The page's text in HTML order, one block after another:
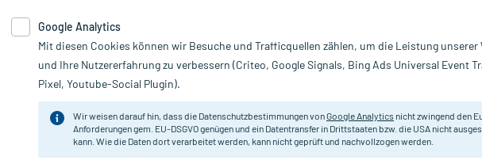
Gesichtspflege
Nur für kurze Zeit:Gratis-Versand* ab 19€ Mindestbestellwert!
Erfahrungen &
Skjur Milder
Google Analytics
Mit diesen Cookies können wir Besuche und Trafficquellen zählen, um die Leistung unserer
und Ihre Nutzererfahrung zu verbessern (Criteo, Google Signals, Bing Ads Universal Event
Pixel, Youtube-Social Plugin).
Wir weisen darauf hin, dass die Datenschutzbestimmungen vonGoogle Analytics nicht zwingend den
Anforderungen gem. EU-DSGVO genügen und ein Datentransfer in Drittstaaten bzw. die USA nicht
kann. Wie die Daten dort verarbeitet werden, kann nicht geprüft und nachvollzogen werden.